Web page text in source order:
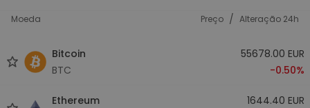
Moeda Preço / Alteração 24h
Bitcoin
BTC
55678.00 EUR
-0.50%
Ethereum
1644.40 EUR